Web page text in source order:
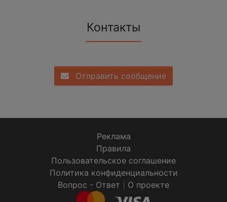
Контакты
Отправить сообщение
Реклама
Правила
Пользовательское соглашение
Политика конфиденциальности
Вопрос - Ответ
О проекте